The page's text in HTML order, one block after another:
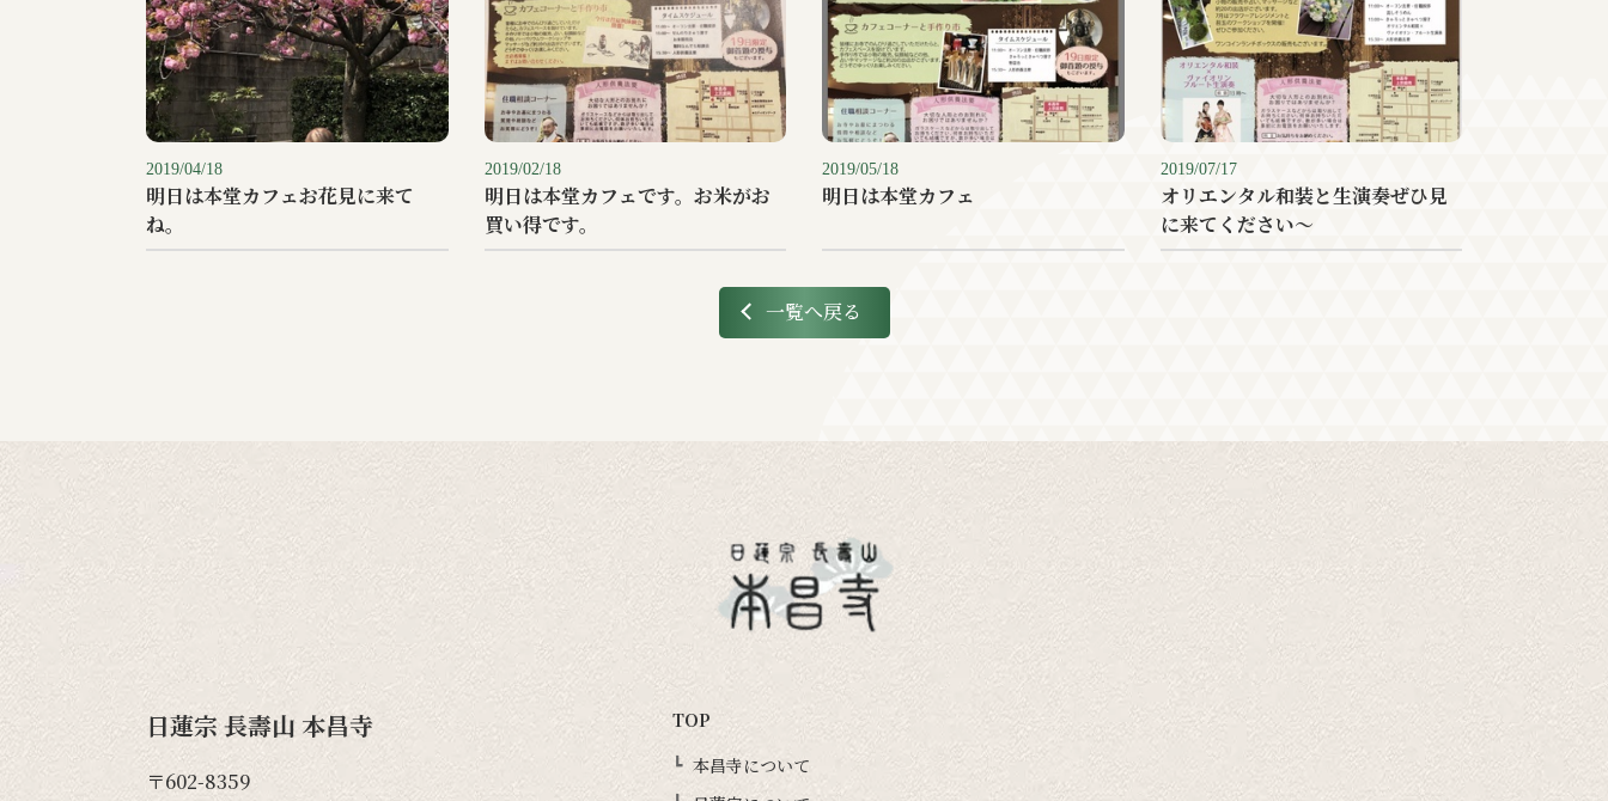
2019/04/18
明日は本堂カフェお花見に来て
ね。
2019/02/18
明日は本堂カフェです。お米がお
買い得です。
2019/05/18
明日は本堂カフェ
2019/07/17
オリエンタル和装と生演奏ぜひ見
に来てください〜
一覧へ戻る
日蓮宗 長壽山 本昌寺
〒602-8359
TOP
本昌寺について